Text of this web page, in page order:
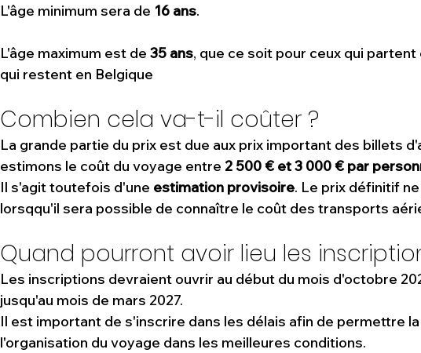
L'âge minimum sera de 16 ans.
L'âge maximum est de 35 ans, que ce soit pour ceux qui
qui restent en Belgique
Combien cela va-t-il coûter ?
La grande partie du prix est due aux prix important des billets
estimons le coût du voyage entre 2 500 € et 3 000 € par
Il s'agit toutefois d'une estimation provisoire. Le prix définitif
lorsqqu'il sera possible de connaître le coût des transports
Quand pourront avoir lieu les
Les inscriptions devraient ouvrir au début du mois d'octobre
jusqu'au mois de mars 2027.
Il est important de s'inscrire dans les délais afin de permettre
l'organisation du voyage dans les meilleures conditions.